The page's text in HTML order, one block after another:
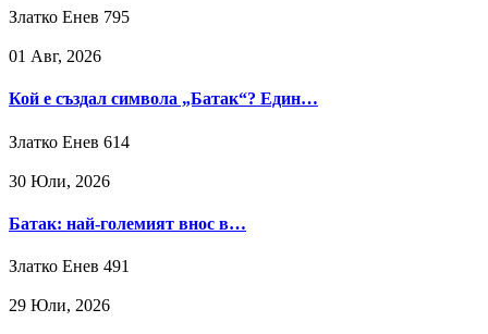
Златко Енев 795
01 Авг, 2026
Кой е създал символа „Батак“? Един…
Златко Енев 614
30 Юли, 2026
Батак: най-големият внос в…
Златко Енев 491
29 Юли, 2026